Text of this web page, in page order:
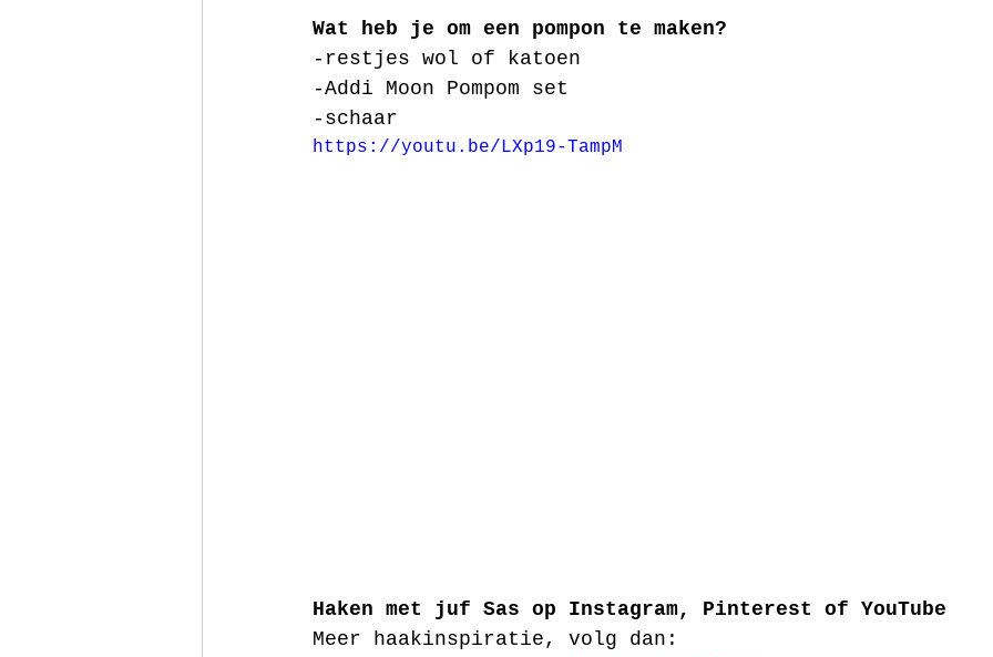
Wat heb je om een pompon te maken?
-restjes wol of katoen
-Addi Moon Pompom set
-schaar
https://youtu.be/LXp19-TampM
Haken met juf Sas op Instagram, Pinterest of YouTube
Meer haakinspiratie, volg dan: